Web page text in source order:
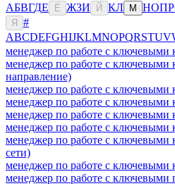
АБВГДЕ Ё ЖЗИ Й КЛ М НОПР
Я
#
ABCDEFGHIJKLMNOPQRSTUV
менеджер по работе с ключевыми
менеджер по работе с ключевыми
направление)
менеджер по работе с ключевыми
менеджер по работе с ключевыми
менеджер по работе с ключевыми
менеджер по работе с ключевыми
менеджер по работе с ключевыми
сети)
менеджер по работе с ключевыми
менеджер по работе с ключевыми